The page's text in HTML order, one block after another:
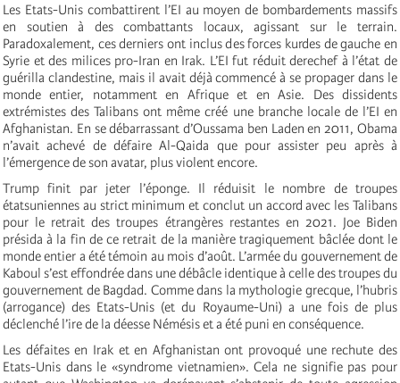
Les Etats-Unis combattirent l’EI au moyen de bombardements massifs
en soutien à des combattants locaux, agissant sur le terrain.
Paradoxalement, ces derniers ont inclus des forces kurdes de gauche en
Syrie et des milices pro-Iran en Irak. L’EI fut réduit derechef à l’état de
guérilla clandestine, mais il avait déjà commencé à se propager dans le
monde entier, notamment en Afrique et en Asie. Des dissidents
extrémistes des Talibans ont même créé une branche locale de l’EI en
Afghanistan. En se débarrassant d’Oussama ben Laden en 2011, Obama
n’avait achevé de défaire Al-Qaida que pour assister peu après à
l’émergence de son avatar, plus violent encore.
Trump finit par jeter l’éponge. Il réduisit le nombre de troupes
étatsuniennes au strict minimum et conclut un accord avec les Talibans
pour le retrait des troupes étrangères restantes en 2021. Joe Biden
présida à la fin de ce retrait de la manière tragiquement bâclée dont le
monde entier a été témoin au mois d’août. L’armée du gouvernement de
Kaboul s’est effondrée dans une débâcle identique à celle des troupes du
gouvernement de Bagdad. Comme dans la mythologie grecque, l’hubris
(arrogance) des Etats-Unis (et du Royaume-Uni) a une fois de plus
déclenché l’ire de la déesse Némésis et a été puni en conséquence.
Les défaites en Irak et en Afghanistan ont provoqué une rechute des
Etats-Unis dans le «syndrome vietnamien». Cela ne signifie pas pour